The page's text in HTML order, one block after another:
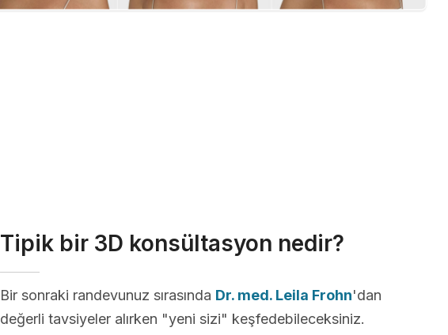
Tipik bir 3D konsültasyon nedir?
Bir sonraki randevunuz sırasında Dr. med. Leila Frohn'dan
değerli tavsiyeler alırken "yeni sizi" keşfedebileceksiniz.